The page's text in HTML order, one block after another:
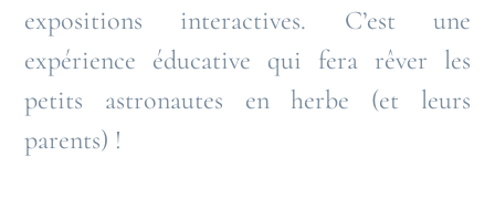
expositions interactives. C’est une
expérience éducative qui fera rêver les
petits astronautes en herbe (et leurs
parents) !